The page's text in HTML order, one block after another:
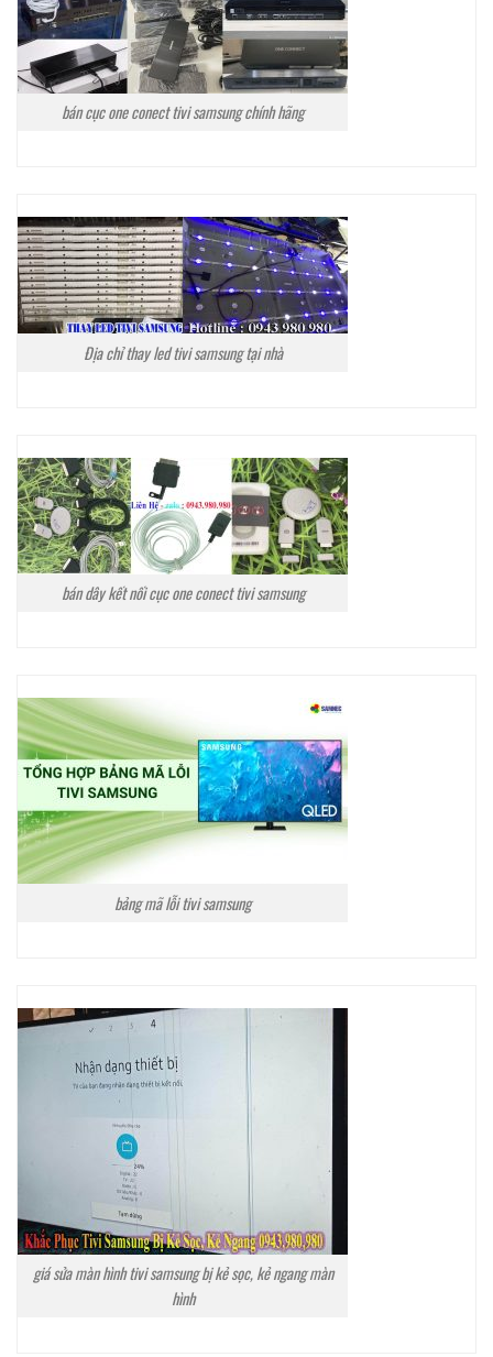
bán cục one conect tivi samsung chính hãng
Địa chỉ thay led tivi samsung tại nhà
bán dây kết nối cục one conect tivi samsung
bảng mã lỗi tivi samsung
giá sửa màn hình tivi samsung bị kẻ sọc, kẻ ngang màn
hình